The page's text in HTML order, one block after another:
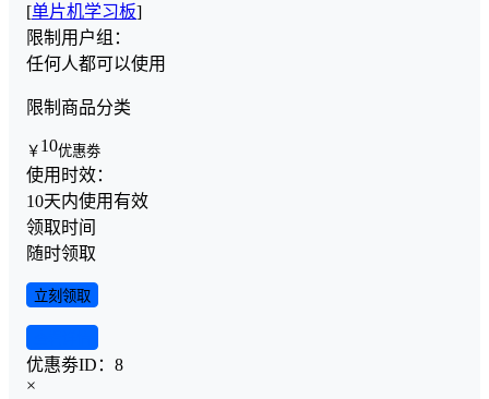
[单片机学习板]
限制用户组：
任何人都可以使用
限制商品分类
￥ 10优惠劵
使用时效：
10天内使用有效
领取时间
随时领取
立刻领取
优惠劵ID： 8
×